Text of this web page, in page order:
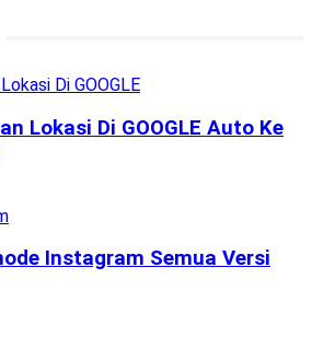
Lokasi Di GOOGLE Auto Ke
Instagram Semua Versi